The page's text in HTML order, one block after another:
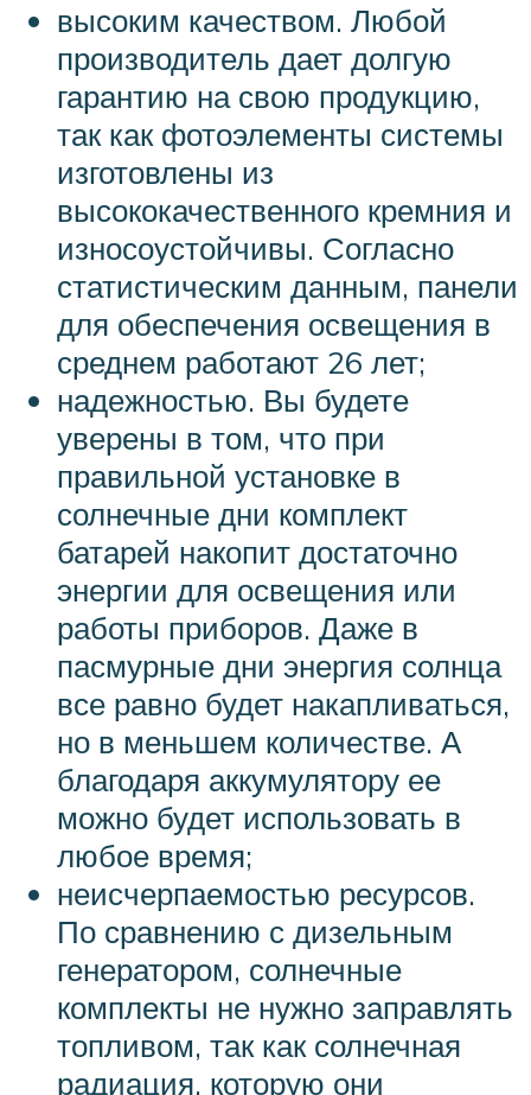
высоким качеством. Любой
производитель дает долгую
гарантию на свою продукцию,
так как фотоэлементы системы
изготовлены из
высококачественного кремния и
износоустойчивы. Согласно
статистическим данным, панели
для обеспечения освещения в
среднем работают 26 лет;
надежностью. Вы будете
уверены в том, что при
правильной установке в
солнечные дни комплект
батарей накопит достаточно
энергии для освещения или
работы приборов. Даже в
пасмурные дни энергия солнца
все равно будет накапливаться,
но в меньшем количестве. А
благодаря аккумулятору ее
можно будет использовать в
любое время;
неисчерпаемостью ресурсов.
По сравнению с дизельным
генератором, солнечные
комплекты не нужно заправлять
топливом, так как солнечная
радиация, которую они